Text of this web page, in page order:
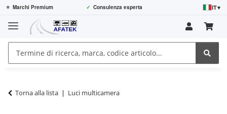
⭐ Marchi Premium ✓ Consulenza esperta IT▾
Torna alla lista Luci multicamera